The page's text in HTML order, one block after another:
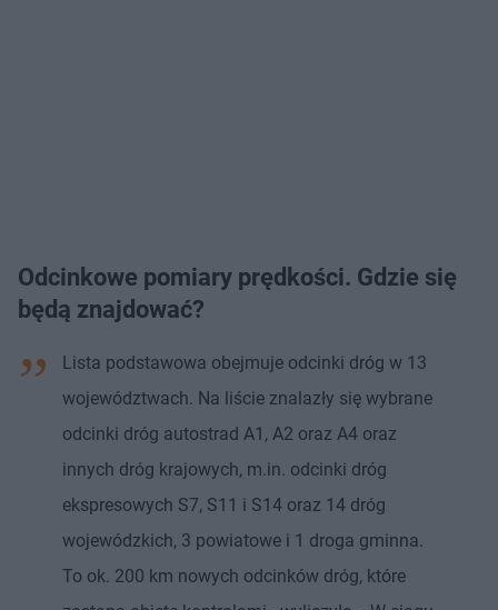
Odcinkowe pomiary prędkości. Gdzie się
będą znajdować?
Lista podstawowa obejmuje odcinki dróg w 13
województwach. Na liście znalazły się wybrane
odcinki dróg autostrad A1, A2 oraz A4 oraz
innych dróg krajowych, m.in. odcinki dróg
ekspresowych S7, S11 i S14 oraz 14 dróg
wojewódzkich, 3 powiatowe i 1 droga gminna.
To ok. 200 km nowych odcinków dróg, które